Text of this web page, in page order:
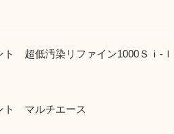
超低汚染リファイン1000Ｓｉ-
マルチエース